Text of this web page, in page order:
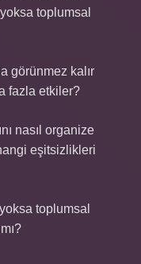
toplumsal
görünmez kalır
fazla etkiler?
nasıl organize
eşitsizlikleri
toplumsal